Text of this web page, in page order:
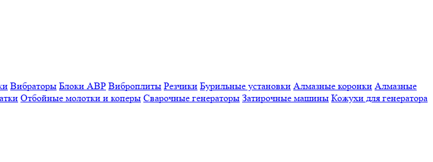
Вибраторы Блоки АВР Виброплиты Резчики Бурильные установки Алмазные коронки Алмазные
Отбойные молотки и коперы Сварочные генераторы Затирочные машины Кожухи для генератора